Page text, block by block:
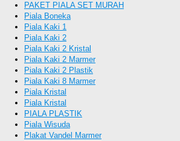
PAKET PIALA SET MURAH
Piala Boneka
Piala Kaki 1
Piala Kaki 2
Piala Kaki 2 Kristal
Piala Kaki 2 Marmer
Piala Kaki 2 Plastik
Piala Kaki 8 Marmer
Piala Kristal
Piala Kristal
PIALA PLASTIK
Piala Wisuda
Plakat Vandel Marmer